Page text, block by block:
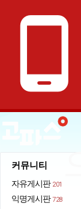
phone_android
커뮤니티
자유게시판 201
익명게시판 728